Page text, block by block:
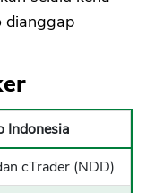
dianggap
Indonesia
cTrader (NDD)